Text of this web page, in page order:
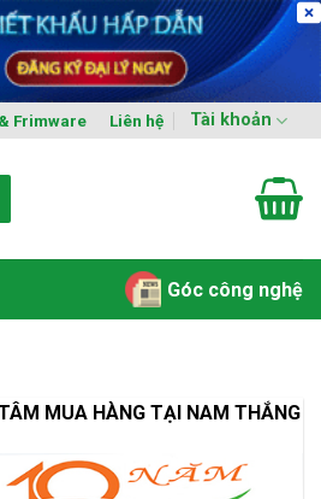
Frimware Liên hệ Tài khoản
Góc công nghệ
MUA HÀNG TẠI NAM THẮNG